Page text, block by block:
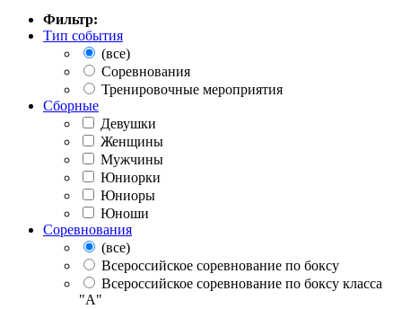
Фильтр:
Тип события
(все)
Соревнования
Тренировочные мероприятия
Сборные
Девушки
Женщины
Мужчины
Юниорки
Юниоры
Юноши
Соревнования
(все)
Всероссийское соревнование по боксу
Всероссийское соревнование по боксу класса
"А"